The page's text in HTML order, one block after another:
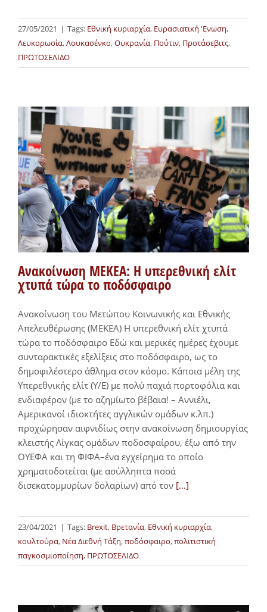
27/05/2021 | Tags: Εθνική κυριαρχία, Ευρασιατική 'Ενωση,
Λευκορωσία,Λουκασένκο,Ουκρανία, Πούτιν, Προτάσεβιτς,
ΠΡΩΤΟΣΕΛΙΔΟ
Ανακοίνωση ΜΕΚΕΑ: Η υπερεθνική ελίτ
χτυπά τώρα το ποδόσφαιρο
Ανακοίνωση του Μετώπου Κοινωνικής και Εθνικής
Απελευθέρωσης (ΜΕΚΕΑ) Η υπερεθνική ελίτ χτυπά
τώρα το ποδόσφαιρο Εδώ και μερικές ημέρες έχουμε
συνταρακτικές εξελίξεις στο ποδόσφαιρο, ως το
δημοφιλέστερο άθλημα στον κόσμο. Κάποια μέλη της
Υπερεθνικής ελίτ (Y/E) με πολύ παχιά πορτοφόλια και
ενδιαφέρον (με το αζημίωτο βέβαια! – Αννιέλι,
Αμερικανοί ιδιοκτήτες αγγλικών ομάδων κ.λπ.)
προχώρησαν αιφνιδίως στην ανακοίνωση δημιουργίας
κλειστής Λίγκας ομάδων ποδοσφαίρου, έξω από την
ΟΥΕΦΑ και τη ΦΙΦΑ–ένα εγχείρημα το οποίο
χρηματοδοτείται (με ασύλληπτα ποσά
δισεκατομμυρίων δολαρίων) από τον [...]
23/04/2021 | Tags: Brexit, Βρετανία, Εθνική κυριαρχία,
κουλτούρα, Νέα Διεθνή Τάξη,ποδόσφαιρο,πολιτιστική
παγκοσμιοποίηση, ΠΡΩΤΟΣΕΛΙΔΟ